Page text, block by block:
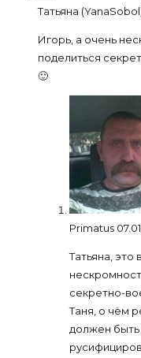
Татьяна
Игорь, а очень
поделиться
🙂
Primatus
Татьяна,
секретно-
Таня, о чём
должен